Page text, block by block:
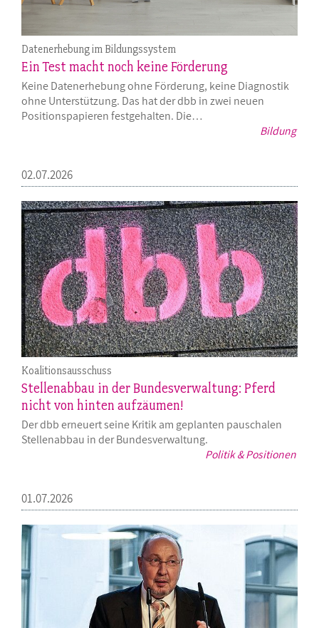
Bildung
Datenerhebung im Bildungssystem
Ein Test macht noch keine Förderung
Keine Datenerhebung ohne Förderung, keine Diagnostik
ohne Unterstützung. Das hat der dbb in zwei neuen
Positionspapieren festgehalten. Die…
02.07.2026
Politik & Positionen
Koalitionsausschuss
Stellenabbau in der Bundesverwaltung: Pferd
nicht von hinten aufzäumen!
Der dbb erneuert seine Kritik am geplanten pauschalen
Stellenabbau in der Bundesverwaltung.
01.07.2026